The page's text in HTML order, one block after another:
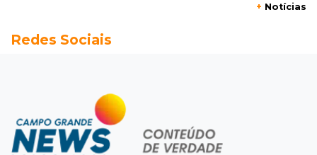
Pantanal treina em Goiânia antes de jogo que
Campeonato Brasileiro
Remo busca empate com Atlético-MG e segue
na zona de rebaixamento
+ Notícias
Redes Sociais